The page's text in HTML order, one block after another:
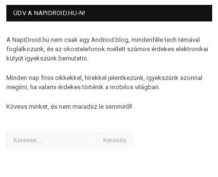
ÜDV A NAPIDROID.HU-N!
A NapiDroid.hu nem csak egy Andriod blog, mindenféle tech témával
foglalkozunk, és az okostelefonok mellett számos érdekes elektronikai
kütyüt igyekszünk bemutatni.
Minden nap friss cikkekkel, hírekkel jelentkezünk, igyekszünk azonnal
megírni, ha valami érdekes történik a mobilos világban.
Kövess minket, és nem maradsz le semmiről!